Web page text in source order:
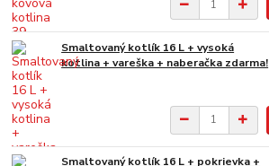
Smaltovaný kotlík 16 L + vysoká
kotlina + vareška + naberačka zdarma!
Smaltovaný kotlík 16 L + pokrievka +